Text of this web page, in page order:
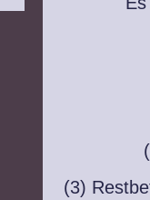
(3)